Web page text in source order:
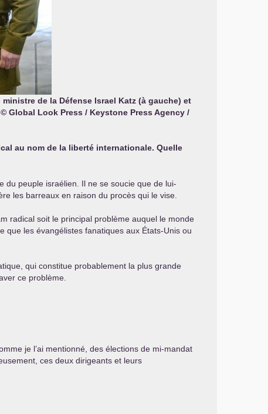
de la Défense Israel Katz (à gauche) et
Global Look Press / Keystone Press Agency /
au nom de la liberté internationale. Quelle
du peuple israélien. Il ne se soucie que de lui-
les barreaux en raison du procès qui le vise.
radical soit le principal problème auquel le monde
que les évangélistes fanatiques aux États-Unis ou
qui constitue probablement la plus grande
ce problème.
je l’ai mentionné, des élections de mi-mandat
ces deux dirigeants et leurs